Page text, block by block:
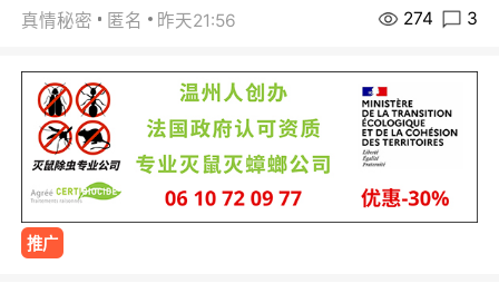
真情秘密 匿名 昨天21:56 274 3
推广